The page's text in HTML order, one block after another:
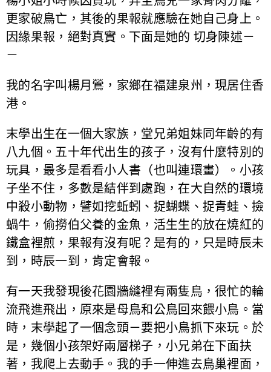
更家破鳥亡，其後的果報就應驗在她自己身上。
因緣果報，絕對真實。下面是她的 切身陳述－
－
我的名字叫楊月鶯，家鄉在福建泉州，現居住香
港。
末學出生在一個大家族，堂兄弟姐妹同年齡的有
八九個。五十年代出生的孩子，沒有什麼特別的
玩具，最多是看看小人書（也叫連環畫）。小孩
子坐不住，多數是結伴到處跑，在大自然的環境
中殺小動物，譬如挖蚯蚓、捉蝴蝶、捉青蛙、撿
蝸牛，偷撈伯父養的金魚，活生生的放在燒紅的
鐵盒裡煎，果報有沒有呢？是有的，只是時辰未
到，時辰一到，肯定會報。
有一天我發現後花園牆縫裡有兩隻鳥，很忙的輪
流飛進飛出，原來是母鳥和公鳥回來餵小鳥。當
時，末學起了一個念頭－要把小鳥抓下來玩。於
是，幾個小孩架好兩層梯子，小兄弟在下面扶
著，我爬上去動手。我的手一伸進去鳥巢裡面，